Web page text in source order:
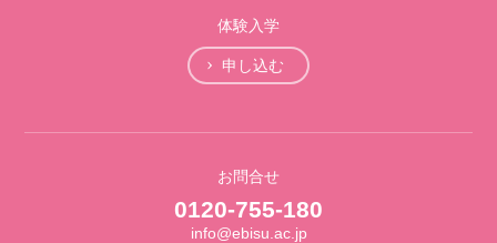
体験入学
申し込む
お問合せ
0120-755-180
info@ebisu.ac.jp